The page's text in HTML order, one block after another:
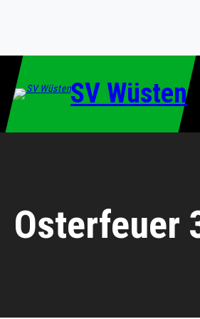
SV Wüsten
Osterfeuer